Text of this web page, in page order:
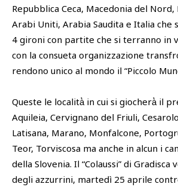
Repubblica Ceca, Macedonia del
Arabi Uniti, Arabia Saudita e Italia che
4 gironi con partite che si terranno in
con la consueta organizzazione
rendono unico al mondo il “Piccolo
Queste le località̀ in cui si giocherà̀ il
Aquileia, Cervignano del Friuli,
Latisana, Marano, Monfalcone,
Teor, Torviscosa ma anche in alcun i
della Slovenia. Il “Colaussi” di
degli azzurrini, martedì 25 aprile